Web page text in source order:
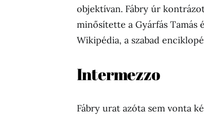
objektívan. Fábry úr
minősítette a Gyárfás Tamás
Wikipédia, a szabad
Intermezzo
Fábry urat azóta sem vonta